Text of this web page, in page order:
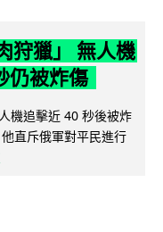
狩獵」 無人機
仍被炸傷
機追擊近 40 秒後被炸
直斥俄軍對平民進行